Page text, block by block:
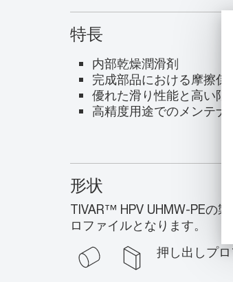
特長
内部乾燥潤滑剤
完成部品における摩擦
優れた滑り性能と高い限
高精度用途でのメンテ
形状
TIVAR™ HPV UHMW-PEの
ロファイルとなります。
押し出しプ